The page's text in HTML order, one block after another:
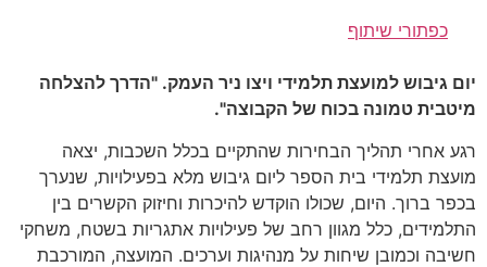
כפתורי שיתוף
יום גיבוש למועצת תלמידי ויצו ניר העמק. "הדרך להצלחה
מיטבית טמונה בכוח של הקבוצה".
רגע אחרי תהליך הבחירות שהתקיים בכלל השכבות, יצאה
מועצת תלמידי בית הספר ליום גיבוש מלא בפעילויות, שנערך
בכפר ברוך. היום, שכולו הוקדש להיכרות וחיזוק הקשרים בין
התלמידים, כלל מגוון רחב של פעילויות אתגריות בשטח, משחקי
חשיבה וכמובן שיחות על מנהיגות וערכים. המועצה, המורכבת